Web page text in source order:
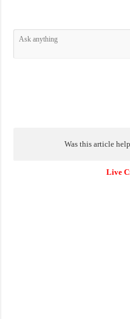
Was this article
Live